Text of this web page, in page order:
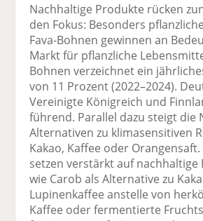
Nachhaltige Produkte rücken
den Fokus: Besonders
Fava-Bohnen gewinnen an
Markt für pflanzliche
Bohnen verzeichnet ein
von 11 Prozent (2022–2024).
Vereinigte Königreich und
führend. Parallel dazu steigt die
Alternativen zu klimasensitiven
Kakao, Kaffee oder
setzen verstärkt auf nachhaltige
wie Carob als Alternative zu
Lupinenkaffee anstelle von
Kaffee oder fermentierte